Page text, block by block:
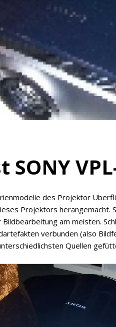
SONY
des Projektor
Projektors herangemacht.
am meisten.
verbunden (also
Quellen